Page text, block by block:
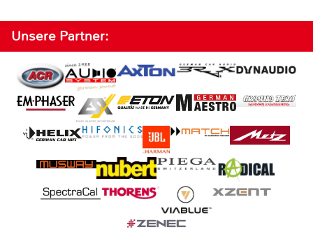
Unsere Partner: